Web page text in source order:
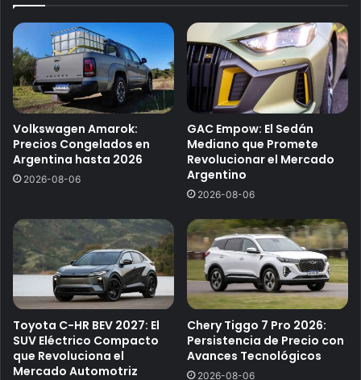
Volkswagen Amarok:
Precios Congelados en
Argentina hasta 2026
2026-08-06
GAC Empow: El Sedán
Mediano que Promete
Revolucionar el Mercado
Argentino
2026-08-06
Toyota C-HR BEV 2027: El
SUV Eléctrico Compacto
que Revoluciona el
Mercado Automotriz
Chery Tiggo 7 Pro 2026:
Persistencia de Precio con
Avances Tecnológicos
2026-08-06